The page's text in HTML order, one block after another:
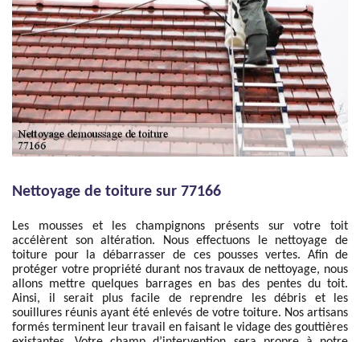
Nettoyage de toiture sur 77166
Les mousses et les champignons présents sur votre toit
accélèrent son altération. Nous effectuons le nettoyage de
toiture pour la débarrasser de ces pousses vertes. Afin de
protéger votre propriété durant nos travaux de nettoyage, nous
allons mettre quelques barrages en bas des pentes du toit.
Ainsi, il serait plus facile de reprendre les débris et les
souillures réunis ayant été enlevés de votre toiture. Nos artisans
formés terminent leur travail en faisant le vidage des gouttières